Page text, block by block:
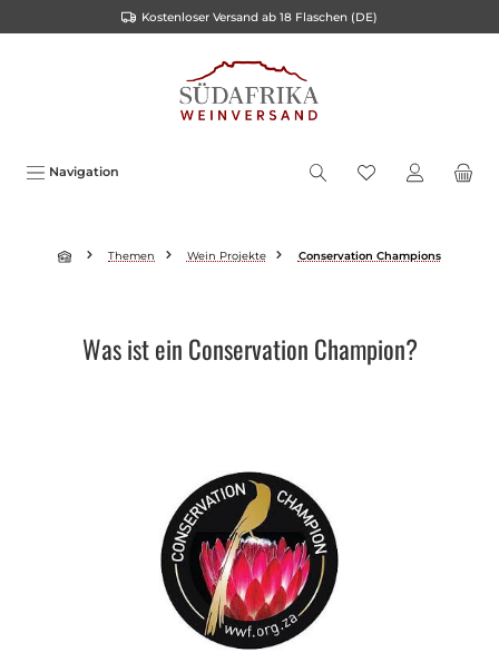
Kostenloser Versand ab 18 Flaschen (DE)
Navigation
Themen Wein Projekte Conservation Champions
Was ist ein Conservation Champion?